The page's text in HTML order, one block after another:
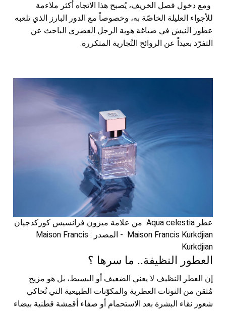
ومع دخول فصل الخريف، يُصبح هذا الاتجاه أكثر ملاءمة
للأجواء العليلة الخاصّة به، وخصوصاً مع الدور البارز الذي تلعبه
عطور النيش في صياغة هوية الرجل العصري الباحث عن
التفرّد بعيداً عن الروائح التُجارية المتكررة.
عطر Aqua celestia من علامة ميزون فرانسيس كوركدجيان
Maison Francis Kurkdjian - المصدر : Maison Francis
Kurkdjian
العطور النظيفة.. ما سرها ؟
إن العطر النظيف لا يعني الضعيف أو البسيط، بل هو مزيج
مُتقن من النوتات العطرية والمكوّنات الطبيعية التي تُحاكي
شعور نقاء البشرة بعد الاستحمام أو صفاء أقمشة قطنية بيضاء